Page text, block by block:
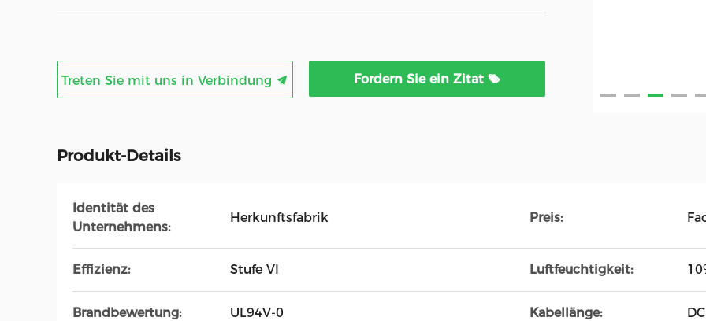
Treten Sie mit uns in Verbindung Fordern Sie ein Zitat
Produkt-Details
Identität des
Unternehmens:
Herkunftsfabrik Preis:
Effizienz: Stufe VI Luftfeuchtigkeit:
Brandbewertung: UL94V-0 Kabellänge: